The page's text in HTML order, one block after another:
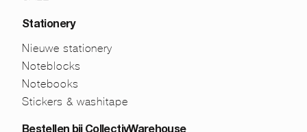
Stationery
Nieuwe stationery
Noteblocks
Notebooks
Stickers & washitape